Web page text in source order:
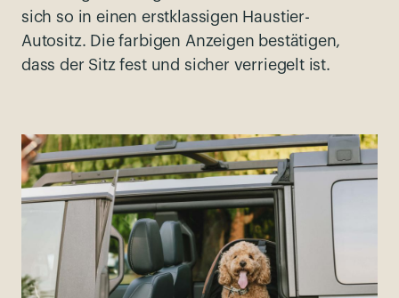
sich so in einen erstklassigen Haustier-
Autositz. Die farbigen Anzeigen bestätigen,
dass der Sitz fest und sicher verriegelt ist.